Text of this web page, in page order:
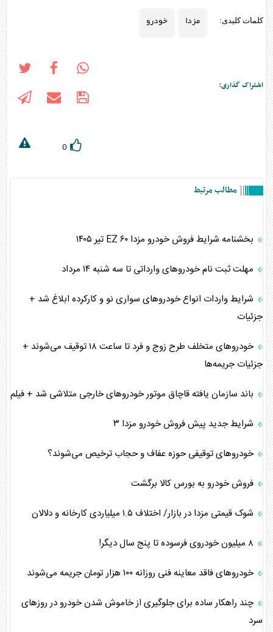
کلمات کلیدی: مزدا خودرو‌
اشتراک گذاری:
0
مطالب مرتبط
بخشنامه شرایط فروش خودرو مزدا EZ ۶۰ تیر ۱۴۰۵
مهلت ثبت نام خودرو‌های وارداتی تا سه شنبه ۱۴ مرداد
شرایط واردات انواع خودرو‌های سواری نو و کارکرده ابلاغ شد +
جزئیات
خودرو‌های متخلف طرح زوج و فرد تا ساعت ۱۸ توقیف می‌شوند +
جزئیات جریمه‌ها
باند سازمان یافته قاچاق موتور خودرو‌های خارجی متلاشی شد + فیلم
شرایط جدید پیش فروش خودرو مزدا ۳
خودرو‌های توقیفی حوزه عفاف و حجاب ترخیص می‌شوند؟
فروش خودرو به بورس کالا برگشت
شوک قیمتی مزدا در بازار/ اختلاف ۱.۵ میلیاردی کارخانه و دلالان
خودرو‌های فاقد معاینه فنی روزانه ۱۰۰ هزار تومان جریمه می‌شوند
چند راهکار ساده برای جلوگیری از خاموش شدن خودرو در روزهای
سرد